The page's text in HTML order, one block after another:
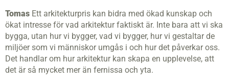
Tomas Ett arkitekturpris kan bidra med ökad kunskap och
ökat intresse för vad arkitektur faktiskt är. Inte bara att vi ska
bygga, utan hur vi bygger, vad vi bygger, hur vi gestaltar de
miljöer som vi människor umgås i och hur det påverkar oss.
Det handlar om hur arkitektur kan skapa en upplevelse, att
det är så mycket mer än fernissa och yta.